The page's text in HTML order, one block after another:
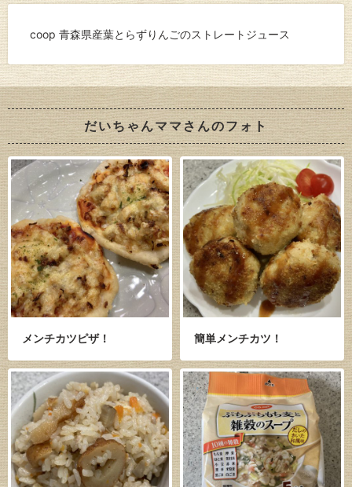
coop 青森県産葉とらずりんごのストレートジュース
だいちゃんママさんのフォト
メンチカツピザ！ 簡単メンチカツ！